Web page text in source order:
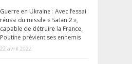
Guerre en Ukraine : Avec l’essai
réussi du missile « Satan 2 »,
capable de détruire la France,
Poutine prévient ses ennemis
22 avril 2022